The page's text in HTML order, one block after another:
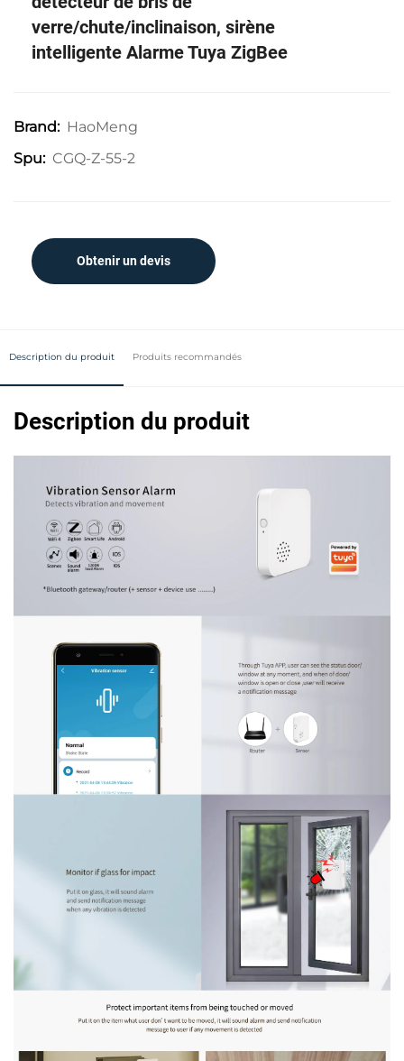
verre/chute/inclinaison, sirène
intelligente Alarme Tuya ZigBee
Brand: HaoMeng
Spu: CGQ-Z-55-2
Obtenir un devis
Description du produit Produits recommandés
Description du produit